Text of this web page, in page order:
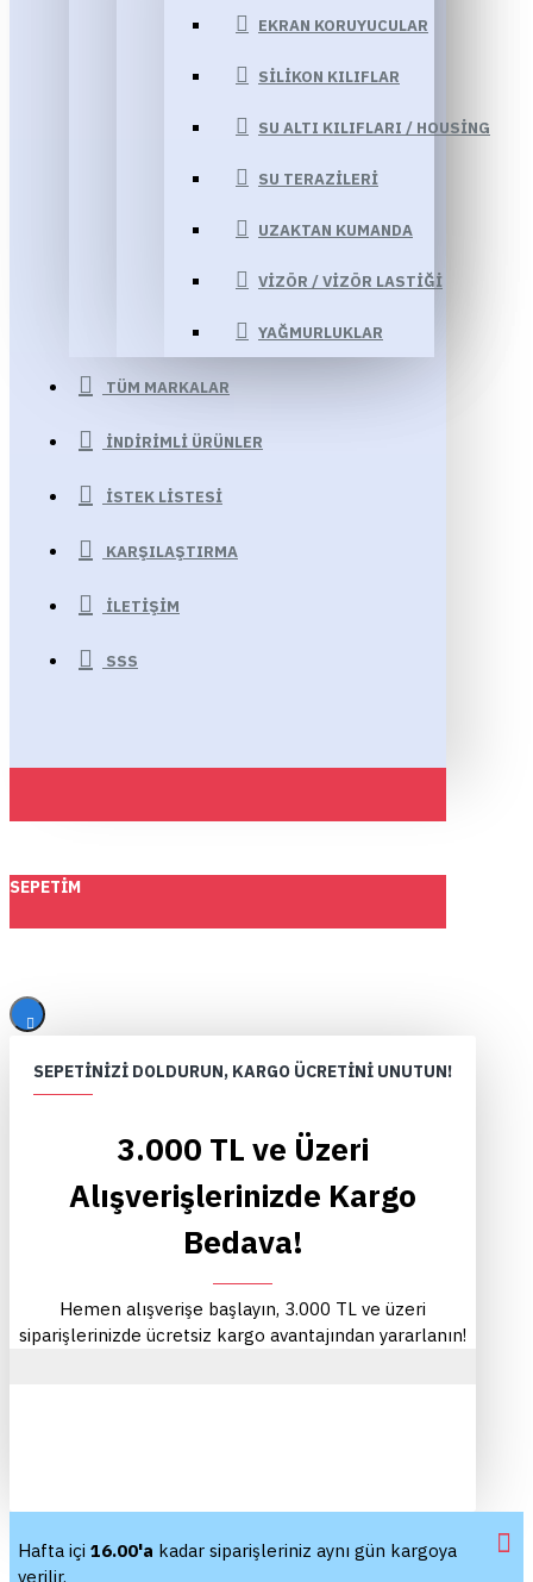
EKRAN KORUYUCULAR
SILIKON KILIFLAR
SU ALTI KILIFLARI / HOUSING
SU TERAZILERI
UZAKTAN KUMANDA
VIZÖR / VIZÖR LASTIĞI
YAĞMURLUKLAR
TÜM MARKALAR
İNDIRIMLI ÜRÜNLER
İSTEK LISTESI
KARŞILAŞTIRMA
İLETIŞIM
SSS
SEPETIM
SEPETINIZI DOLDURUN, KARGO ÜCRETINI UNUTUN!
3.000 TL ve Üzeri
Alışverişlerinizde Kargo
Bedava!
Hemen alışverişe başlayın, 3.000 TL ve üzeri
siparişlerinizde ücretsiz kargo avantajından yararlanın!
Hafta içi 16.00'a kadar siparişleriniz aynı gün kargoya
verilir.